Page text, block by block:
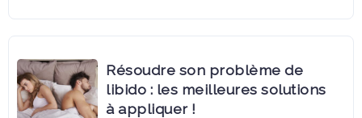
Résoudre son problème de
libido : les meilleures solutions
à appliquer !